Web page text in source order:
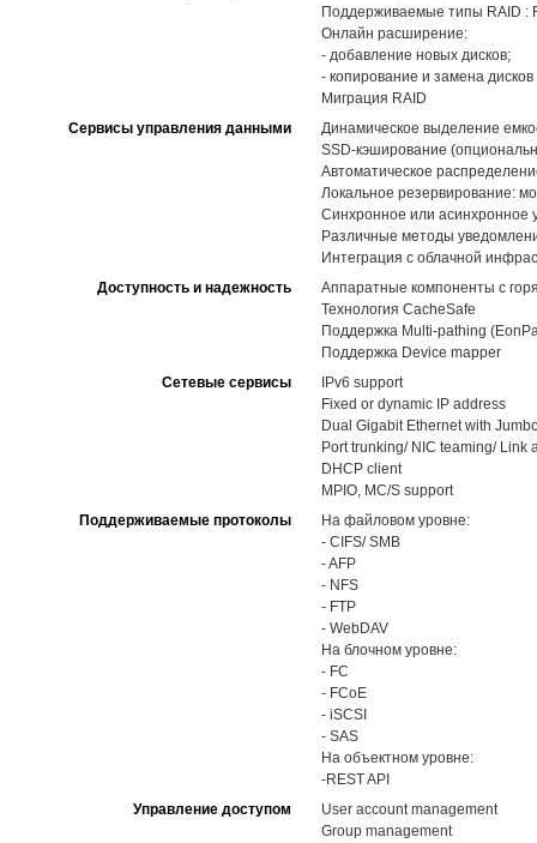
Поддерживаемые типы RAID :
Онлайн расширение:
- добавление новых дисков;
- копирование и замена
Миграция RAID
Сервисы управления данными
Динамическое выделение
SSD-кэширование
Автоматическое
Локальное резервирование:
Синхронное или асинхронное
Различные методы
Интеграция с облачной
Доступность и надежность
Аппаратные компоненты с
Технология CacheSafe
Поддержка Multi-pathing
Поддержка Device mapper
Сетевые сервисы
IPv6 support
Fixed or dynamic IP address
Dual Gigabit Ethernet with
Port trunking/ NIC teaming/ Link
DHCP client
MPIO, MC/S support
Поддерживаемые протоколы
На файловом уровне:
- CIFS/ SMB
- AFP
- NFS
- FTP
- WebDAV
На блочном уровне:
- FC
- FCoE
- iSCSI
- SAS
На объектном уровне:
-REST API
Управление доступом
User account management
Group management